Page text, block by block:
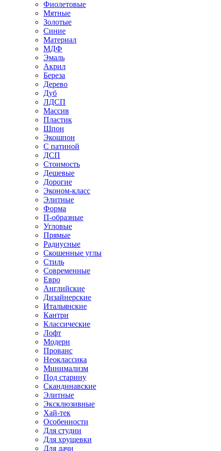
Фиолетовые
Мятные
Золотые
Синие
Материал
МДФ
Эмаль
Акрил
Береза
Дерево
Дуб
ЛДСП
Массив
Пластик
Шпон
Экошпон
С патиной
ДСП
Стоимость
Дешевые
Дорогие
Эконом-класс
Элитные
Форма
П-образные
Угловые
Прямые
Радиусные
Скошенные углы
Стиль
Современные
Евро
Английские
Дизайнерские
Итальянские
Кантри
Классические
Лофт
Модерн
Прованс
Неоклассика
Минимализм
Под старину
Скандинавские
Элитные
Эксклюзивные
Хай-тек
Особенности
Для студии
Для хрущевки
Для дачи